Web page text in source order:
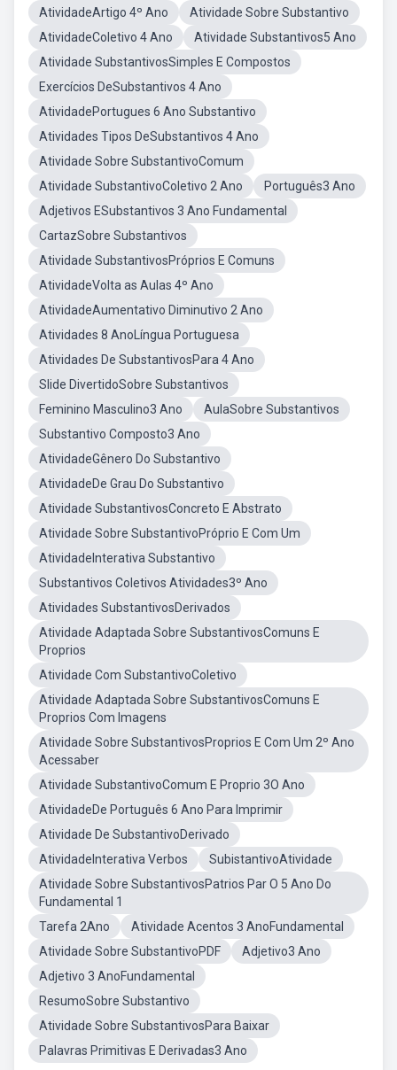
AtividadeArtigo 4º Ano
Atividade Sobre Substantivo
AtividadeColetivo 4 Ano
Atividade Substantivos5 Ano
Atividade SubstantivosSimples E Compostos
Exercícios DeSubstantivos 4 Ano
AtividadePortugues 6 Ano Substantivo
Atividades Tipos DeSubstantivos 4 Ano
Atividade Sobre SubstantivoComum
Atividade SubstantivoColetivo 2 Ano
Português3 Ano
Adjetivos ESubstantivos 3 Ano Fundamental
CartazSobre Substantivos
Atividade SubstantivosPróprios E Comuns
AtividadeVolta as Aulas 4º Ano
AtividadeAumentativo Diminutivo 2 Ano
Atividades 8 AnoLíngua Portuguesa
Atividades De SubstantivosPara 4 Ano
Slide DivertidoSobre Substantivos
Feminino Masculino3 Ano
AulaSobre Substantivos
Substantivo Composto3 Ano
AtividadeGênero Do Substantivo
AtividadeDe Grau Do Substantivo
Atividade SubstantivosConcreto E Abstrato
Atividade Sobre SubstantivoPróprio E Com Um
AtividadeInterativa Substantivo
Substantivos Coletivos Atividades3º Ano
Atividades SubstantivosDerivados
Atividade Adaptada Sobre SubstantivosComuns E
Proprios
Atividade Com SubstantivoColetivo
Atividade Adaptada Sobre SubstantivosComuns E
Proprios Com Imagens
Atividade Sobre SubstantivosProprios E Com Um 2º Ano
Acessaber
Atividade SubstantivoComum E Proprio 3O Ano
AtividadeDe Português 6 Ano Para Imprimir
Atividade De SubstantivoDerivado
AtividadeInterativa Verbos
SubistantivoAtividade
Atividade Sobre SubstantivosPatrios Par O 5 Ano Do
Fundamental 1
Tarefa 2Ano
Atividade Acentos 3 AnoFundamental
Atividade Sobre SubstantivoPDF
Adjetivo3 Ano
Adjetivo 3 AnoFundamental
ResumoSobre Substantivo
Atividade Sobre SubstantivosPara Baixar
Palavras Primitivas E Derivadas3 Ano